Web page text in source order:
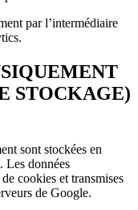
par l’intermédiaire
STOCKAGE)
sont stockées en
Les données
cookies et transmises
de Google.